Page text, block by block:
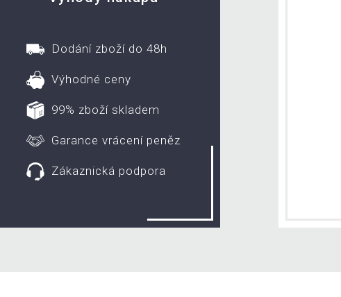
Dodání zboží do 48h
Výhodné ceny
99% zboží skladem
Garance vrácení peněz
Zákaznická podpora